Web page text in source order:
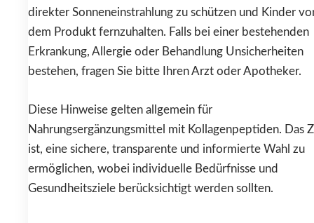
direkter Sonneneinstrahlung zu schützen und Kinder
dem Produkt fernzuhalten. Falls bei einer bestehenden
Erkrankung, Allergie oder Behandlung Unsicherheiten
bestehen, fragen Sie bitte Ihren Arzt oder Apotheker.
Diese Hinweise gelten allgemein für
Nahrungsergänzungsmittel mit Kollagenpeptiden. Das
ist, eine sichere, transparente und informierte Wahl zu
ermöglichen, wobei individuelle Bedürfnisse und
Gesundheitsziele berücksichtigt werden sollten.